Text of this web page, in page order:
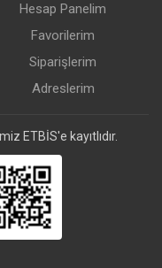
Hesap Panelim
Favorilerim
Siparişlerim
Adreslerim
ETBİS'e kayıtlıdır.